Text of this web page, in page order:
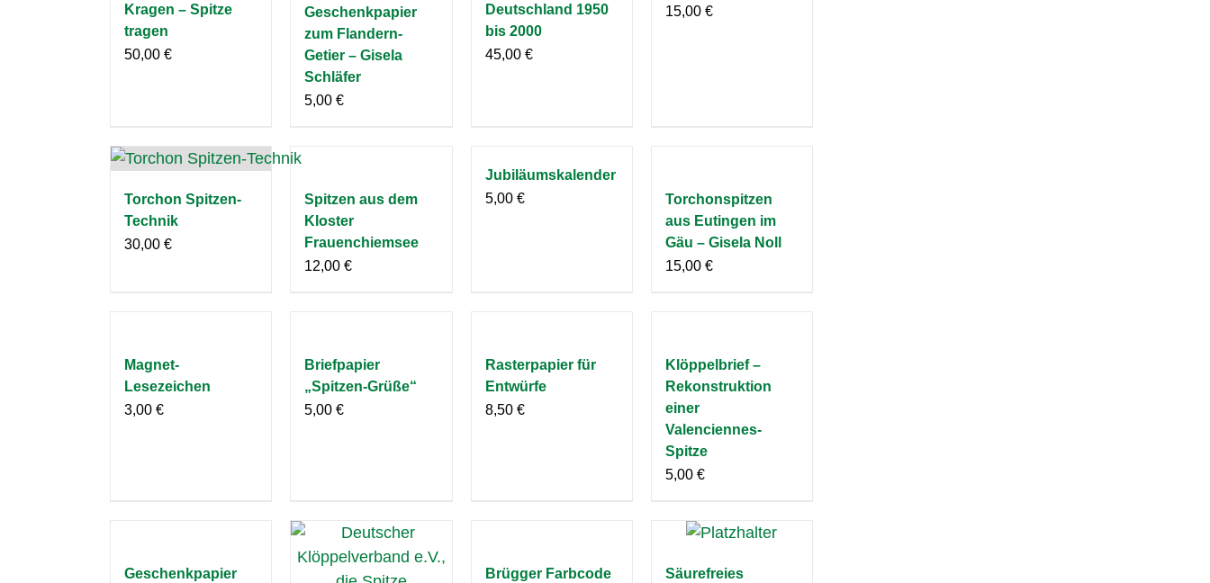
Kragen – Spitze
tragen
50,00 €
Geschenkpapier
zum Flandern-
Getier – Gisela
Schläfer
5,00€
Deutschland 1950
bis 2000
45,00 €
15,00 €
Torchon Spitzen-
Technik
30,00 €
Spitzen aus dem
Kloster
Frauenchiemsee
12,00€
Jubiläumskalender
5,00 €
Torchonspitzen
aus Eutingen im
Gäu – Gisela Noll
15,00 €
Magnet-
Lesezeichen
3,00 €
Briefpapier
„Spitzen-Grüße“
5,00€
Rasterpapier für
Entwürfe
8,50 €
Klöppelbrief –
Rekonstruktion
einer
Valenciennes-
Spitze
5,00 €
Geschenkpapier
Brügger Farbcode
Säurefreies